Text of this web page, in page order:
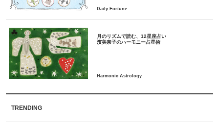
月のリズムで読む、12星座占い
TRENDING